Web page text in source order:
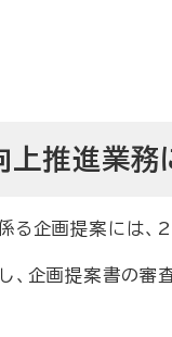
推進業
企画提案には、2
企画提案書の審